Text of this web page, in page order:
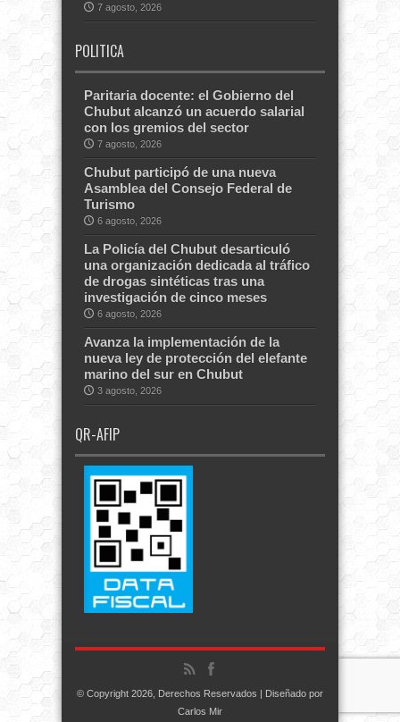
7 agosto, 2026
POLITICA
Paritaria docente: el Gobierno del
Chubut alcanzó un acuerdo salarial
con los gremios del sector
7 agosto, 2026
Chubut participó de una nueva
Asamblea del Consejo Federal de
Turismo
6 agosto, 2026
La Policía del Chubut desarticuló
una organización dedicada al tráfico
de drogas sintéticas tras una
investigación de cinco meses
6 agosto, 2026
Avanza la implementación de la
nueva ley de protección del elefante
marino del sur en Chubut
3 agosto, 2026
QR-AFIP
© Copyright 2026, Derechos Reservados | Diseñado por
Carlos Mir